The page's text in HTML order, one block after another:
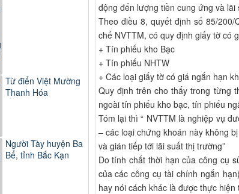
động đến lượng tiền cung ứng và lãi
Theo điều 8, quyết định số 85/
chế NVTTM, có quy định giấy tờ có
+ Tín phiếu kho Bạc
+ Tín phiếu NHTW
+ Các loại giấy tờ có giá ngắn hạn
Quy định trên cho thấy trong từng
ngoài tín phiếu kho bạc, tín phiếu
Tóm lại thì “ NVTTM là nghiệp vụ
– các loại chứng khoán này không
và gián tiếp tới lãi suất thị trường”
Do tính chất thời hạn của công cụ
của các công cụ tài chính ngắn
hay nói cách khác là được thực
Từ điển Việt Mường
Thanh Hóa
Người Tày huyện Ba
Bể, tỉnh Bắc Kạn